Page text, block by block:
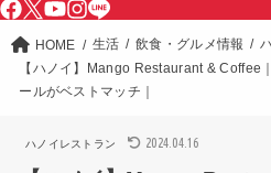
HOME 生活 飲食・グルメ情報
【ハノイ】Mango Restaurant & Coffee
ールがベストマッチ｜
ハノイレストラン 2024.04.16